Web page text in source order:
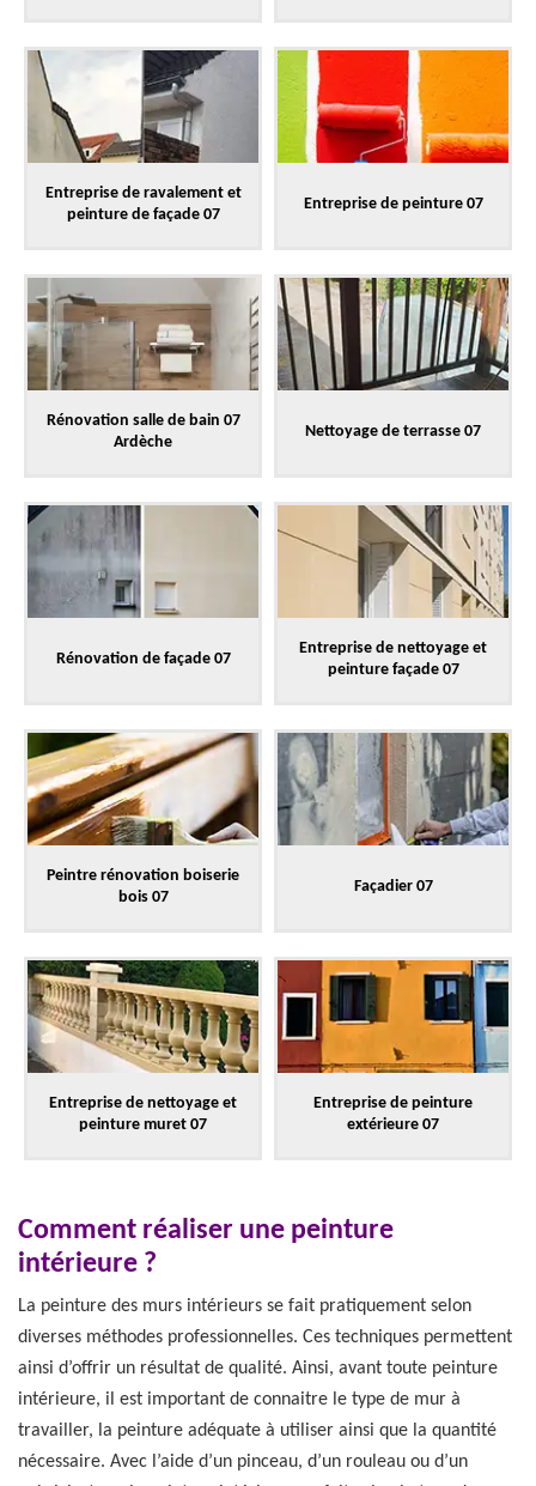
Entreprise de ravalement et
peinture de façade 07
Entreprise de peinture 07
Rénovation salle de bain 07
Ardèche
Nettoyage de terrasse 07
Rénovation de façade 07
Entreprise de nettoyage et
peinture façade 07
Peintre rénovation boiserie
bois 07
Façadier 07
Entreprise de nettoyage et
peinture muret 07
Entreprise de peinture
extérieure 07
Comment réaliser une peinture
intérieure ?
La peinture des murs intérieurs se fait pratiquement selon
diverses méthodes professionnelles. Ces techniques permettent
ainsi d’offrir un résultat de qualité. Ainsi, avant toute peinture
intérieure, il est important de connaitre le type de mur à
travailler, la peinture adéquate à utiliser ainsi que la quantité
nécessaire. Avec l’aide d’un pinceau, d’un rouleau ou d’un